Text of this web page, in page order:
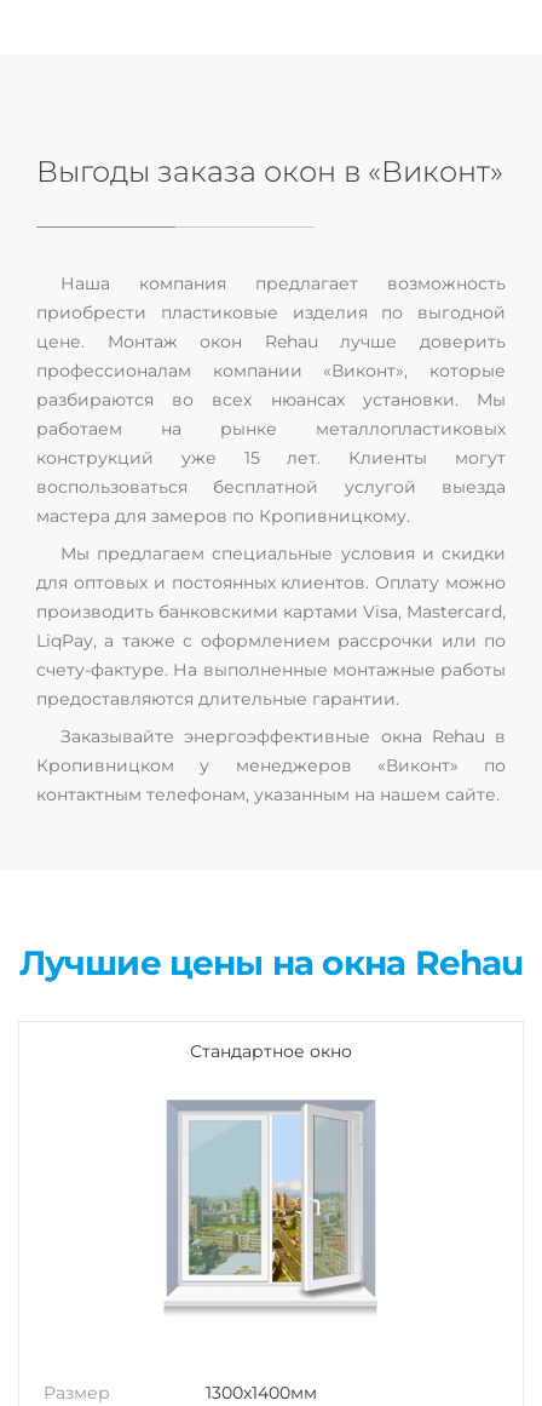
Выгоды заказа окон в «Виконт»
Наша компания предлагает возможность
приобрести пластиковые изделия по выгодной
цене. Монтаж окон Rehau лучше доверить
профессионалам компании «Виконт», которые
разбираются во всех нюансах установки. Мы
работаем на рынке металлопластиковых
конструкций уже 15 лет. Клиенты могут
воспользоваться бесплатной услугой выезда
мастера для замеров по Кропивницкому.
Мы предлагаем специальные условия и скидки
для оптовых и постоянных клиентов. Оплату можно
производить банковскими картами Visa, Mastercard,
LiqPay, а также с оформлением рассрочки или по
счету-фактуре. На выполненные монтажные работы
предоставляются длительные гарантии.
Заказывайте энергоэффективные окна Rehau в
Кропивницком у менеджеров «Виконт» по
контактным телефонам, указанным на нашем сайте.
Лучшие цены на окна Rehau
Стандартное окно
Размер
1300x1400мм